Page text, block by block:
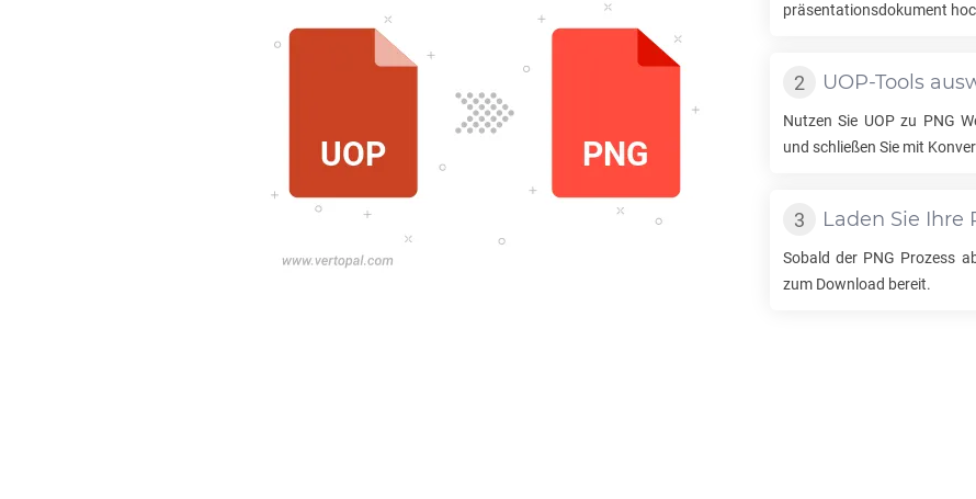
präsentationsdokument
UOP-Tools
Nutzen Sie UOPzu PNG
und schließen Sie mit
Laden Sie Ihre
Sobald der PNG Prozess
zum Download bereit.